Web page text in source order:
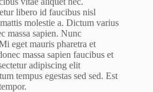
libero id faucibus nisl
molestie a. Dictum varius
massa sapien. Nunc
eget mauris pharetra et
massa sapien faucibus et
adipiscing elit
tempus egestas sed sed. Est